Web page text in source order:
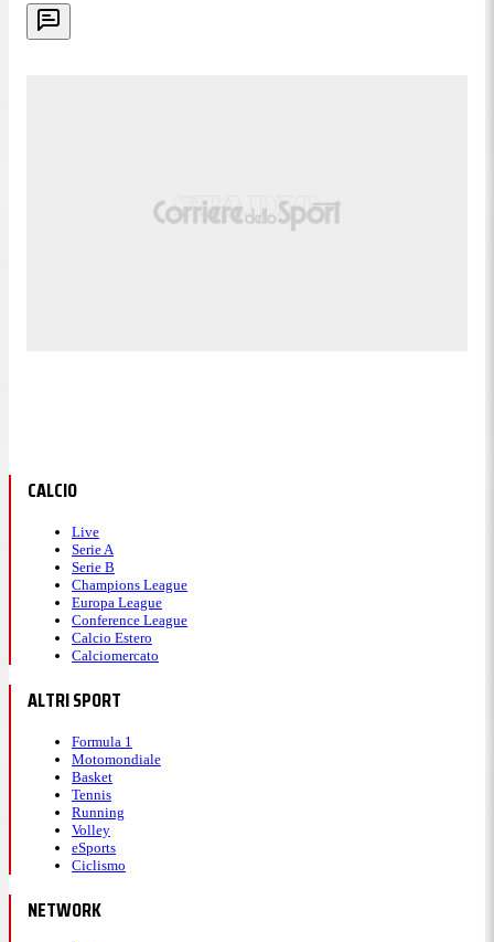
CALCIO
Live
Serie A
Serie B
Champions League
Europa League
Conference League
Calcio Estero
Calciomercato
ALTRI SPORT
Formula 1
Motomondiale
Basket
Tennis
Running
Volley
eSports
Ciclismo
NETWORK